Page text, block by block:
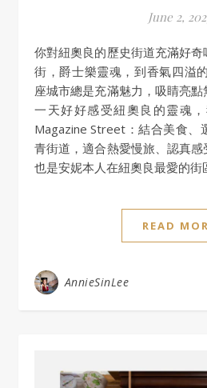
June 2,
你對紐奧良的歷史街道充滿好奇嗎？從熱鬧奔放的波旁
街，爵士樂靈魂，到香氣四溢
座城市總是充滿魅力，吸睛亮
一天好好感受紐奧良的靈魂
Magazine Street：結合美食、
青街道，適合熱愛慢旅、認真
也是安妮本人在紐奧良最愛的街
READ
AnnieSinLee